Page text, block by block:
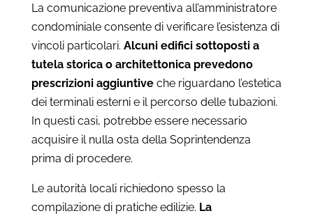
La comunicazione preventiva all’amministratore
condominiale consente di verificare l’esistenza di
vincoli particolari. Alcuni edifici sottoposti a
tutela storica o architettonica prevedono
prescrizioni aggiuntiveche riguardano l’estetica
dei terminali esterni e il percorso delle tubazioni.
In questi casi, potrebbe essere necessario
acquisire il nulla osta della Soprintendenza
prima di procedere.
Le autorità locali richiedono spesso la
compilazione di pratiche edilizie. La